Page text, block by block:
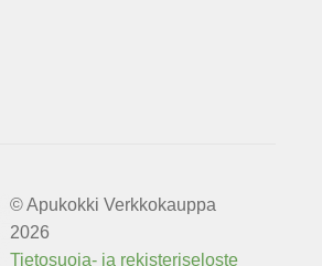
© Apukokki Verkkokauppa
2026
Tietosuoja- ja rekisteriseloste